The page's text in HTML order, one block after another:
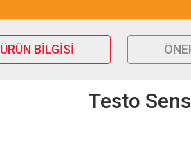
ÜRÜN BILGISI
Testo